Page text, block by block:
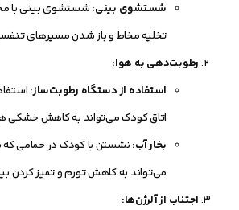
شستشوی بینی: شستشوی بینی با
تخلیه مخاط و باز شدن مسیرهای
رطوبت‌دهی به هوا:
استفاده از دستگاه رطوبت‌ساز:
اتاق کودک می‌تواند به کاهش خشکی
بخار آب: نشستن با کودک در حمامی که
می‌تواند به کاهش تورم و تمیز کردن
اجتناب از آلرژن‌ها: